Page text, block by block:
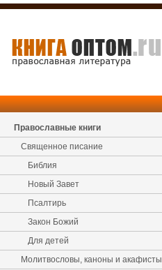
Православные книги
Священное писание
Библия
Новый Завет
Псалтирь
Закон Божий
Для детей
Молитвословы, каноны и акафисты